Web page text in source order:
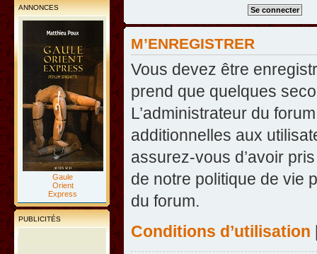
ANNONCES
Gaule
Orient
Express
PUBLICITÉS
M’ENREGISTRER
Vous devez être
prend que quelques
L’administrateur du
additionnelles aux
assurez-vous d’avoir
de notre politique de vie
du forum.
Conditions d’utilisation